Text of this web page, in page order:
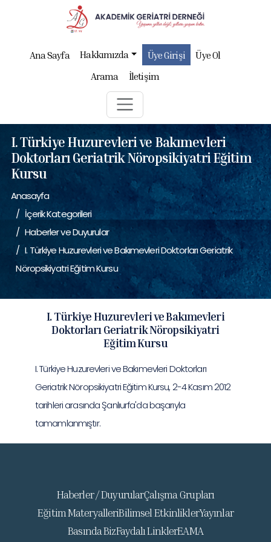
Ana Sayfa Hakkımızda Üye Girişi
Üye Ol
Arama
İletişim
I. Türkiye Huzurevleri ve Bakımevleri
Doktorları Geriatrik Nöropsikiyatri Eğitim
Kursu
Anasayfa
İçerik Kategorileri
Haberler ve Duyurular
I. Türkiye Huzurevleri ve Bakımevleri Doktorları Geriatrik
Nöropsikiyatri Eğitim Kursu
I. Türkiye Huzurevleri ve Bakımevleri
Doktorları Geriatrik Nöropsikiyatri
Eğitim Kursu
I. Türkiye Huzurevleri ve Bakımevleri Doktorları
Geriatrik Nöropsikiyatri Eğitim Kursu, 2-4 Kasım 2012
tarihleri arasında Şanlıurfa'da başarıyla
tamamlanmıştır.
Haberler / DuyurularÇalışma Grupları
Eğitim MateryalleriBilimsel EtkinliklerYayınlar
Basında BizFaydalı LinklerEAMA